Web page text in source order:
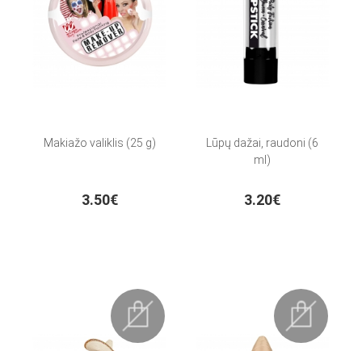
Makiažo valiklis (25 g)
3.50€
Lūpų dažai, raudoni (6
ml)
3.20€